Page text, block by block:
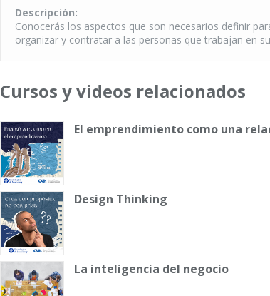
Descripción:
Conocerás los aspectos que son necesarios definir
organizar y contratar a las personas que trabajan en
Cursos y videos relacionados
El emprendimiento como una
Design Thinking
La inteligencia del negocio